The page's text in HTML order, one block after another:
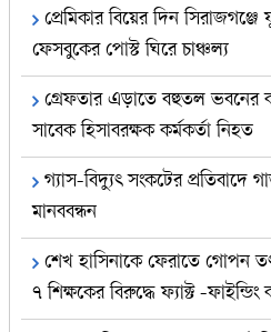
প্রেমিকার বিয়ের দিন
ফেসবুকের পোস্ট ঘিরে চাঞ্চল্য
গ্রেফতার এড়াতে বহুতল ভবনের
সাবেক হিসাবরক্ষক কর্মকর্তা নিহত
গ্যাস-বিদ্যুৎ সংকটের প্রতিবাদে
মানববন্ধন
শেখ হাসিনাকে ফেরাতে গোপন
৭ শিক্ষকের বিরুদ্ধে ফ্যাক্ট -